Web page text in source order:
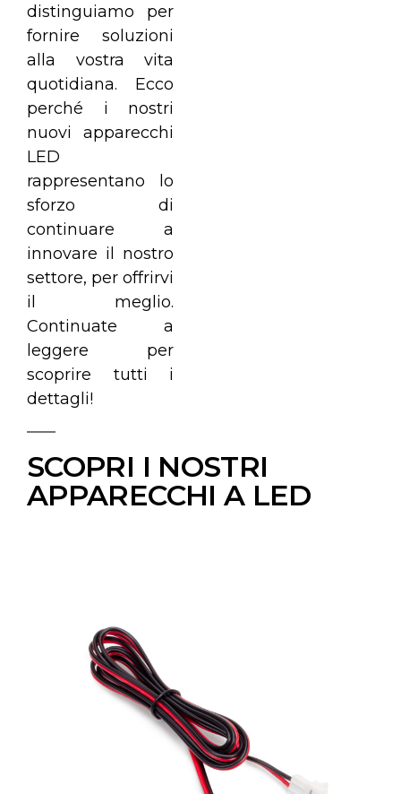
distinguiamo per
fornire soluzioni
alla vostra vita
quotidiana. Ecco
perché i nostri
nuovi apparecchi
LED
rappresentano lo
sforzo di
continuare a
innovare il nostro
settore, per offrirvi
il meglio.
Continuate a
leggere per
scoprire tutti i
dettagli!
SCOPRI I NOSTRI
APPARECCHI A LED